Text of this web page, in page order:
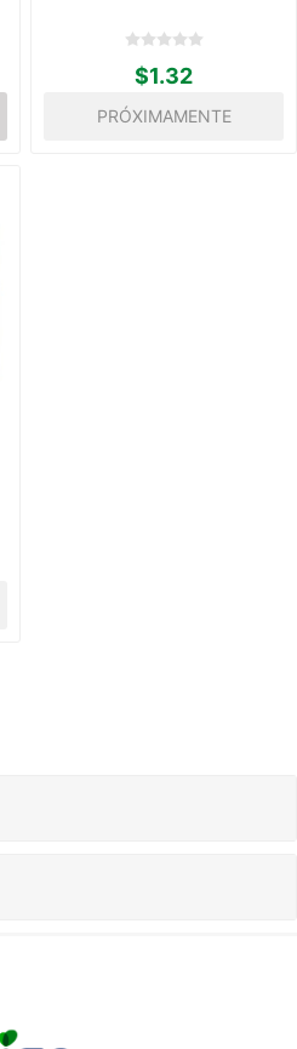
$1.32
PRÓXIMAMENTE